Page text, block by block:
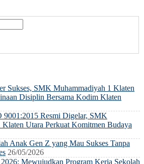
Sukses, SMK Muhammadiyah 1 Klaten
Disiplin Bersama Kodim Klaten
9001:2015 Resmi Digelar, SMK
Utara Perkuat Komitmen Budaya
Anak Gen Z yang Mau Sukses Tanpa
26/05/2026
Mewujudkan Program Kerja Sekolah